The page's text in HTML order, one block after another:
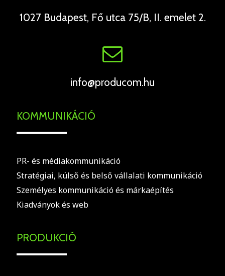
1027 Budapest, Fő utca 75/B, II. emelet 2.
info@producom.hu
KOMMUNIKÁCIÓ
PR- és médiakommunikáció
Stratégiai, külső és belső vállalati kommunikáció
Személyes kommunikáció és márkaépítés
Kiadványok és web
PRODUKCIÓ